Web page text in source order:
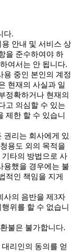
다.
안내 및 서비스 상
을 준수하여야 하
여서는 안 됩니다.
용 중인 본인의 계정
현재의 사실과 일
정확하거나 현재의
고 의심할 수 있는
제한 할 수 있습니
권리는 회사에게 있
용도 외의 목적을
타의 방법으로 사
용했을 경우에는 불
적인 책임을 지게
사의 음반을 제3자
위를 할 수 없습니
불은 불가합니다.
리인의 동의를 얻